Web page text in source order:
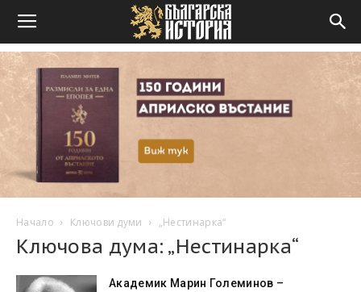
Начало Ключови думи „Нестинарка“
Ключова дума: „Нестинарка“
Академик Марин Големинов –